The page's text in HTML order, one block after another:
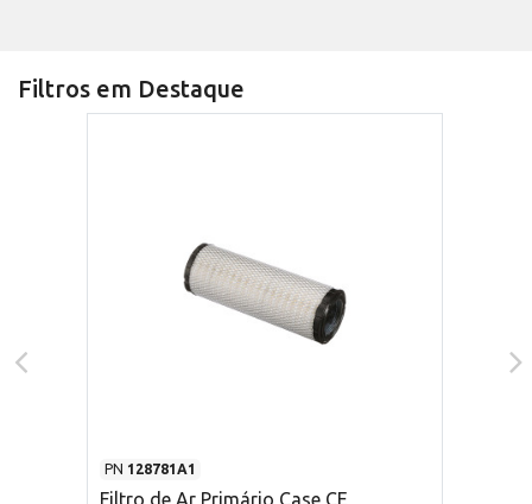
Filtros em Destaque
PN 128781A1
Filtro de Ar Primário Case CE